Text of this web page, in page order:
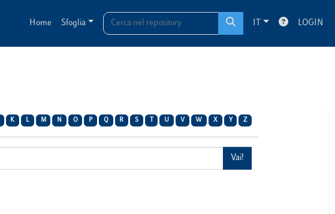
Home Sfoglia IT LOGIN
K L M N O P Q R S U V W X Y Z